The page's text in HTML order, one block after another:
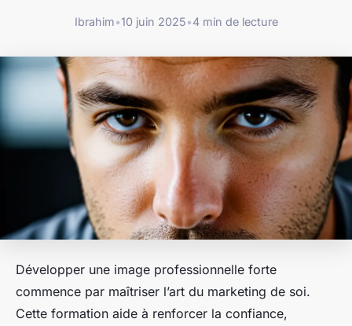
Ibrahim•10 juin 2025•4 min de lecture
Développer une image professionnelle forte
commence par maîtriser l’art du marketing de soi.
Cette formation aide à renforcer la confiance,